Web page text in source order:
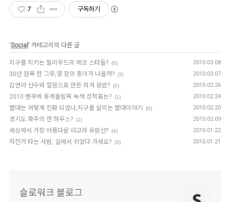
7 구독하기
'Social ' 카테고리의 다른 글
지구를 지키는 헐리우드의 에코 스타들? (0) 2010.03.08
30년 원목 한 그루,몇 장의 종이가 나올까? (3) 2010.03.07
김연아 선수와 얼음으로 만든 피겨 음반? (0) 2010.02.26
2010 벤쿠버 동계올림픽 녹색 성적표는? (1) 2010.02.24
빨대는 어떻게 진화 되었나,지구를 살리는 빨대이야기 (0) 2010.02.20
경기도 파주의 캔 하우스? (1) 2010.02.09
세상에서 가장 아름다운 아고라 유람선? (4) 2010.01.22
자전거 타는 사람, 길에서 쉬었다 가세요? (3) 2010.01.21
슬로워크 블로그